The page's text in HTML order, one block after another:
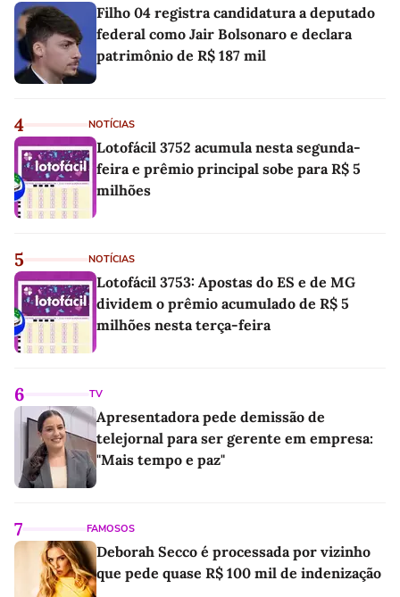
Filho 04 registra candidatura a deputado
federal como Jair Bolsonaro e declara
patrimônio de R$ 187 mil
4 NOTÍCIAS
Lotofácil 3752 acumula nesta segunda-
feira e prêmio principal sobe para R$ 5
milhões
5 NOTÍCIAS
Lotofácil 3753: Apostas do ES e de MG
dividem o prêmio acumulado de R$ 5
milhões nesta terça-feira
6 TV
Apresentadora pede demissão de
telejornal para ser gerente em empresa:
"Mais tempo e paz"
7 FAMOSOS
Deborah Secco é processada por vizinho
que pede quase R$ 100 mil de indenização